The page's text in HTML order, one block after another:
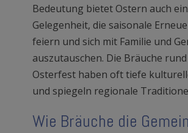
Bedeutung bietet Ostern auch
Gelegenheit, die saisonale
feiern und sich mit Familie und
auszutauschen. Die Bräuche
Osterfest haben oft tiefe
und spiegeln regionale
Wie Bräuche die